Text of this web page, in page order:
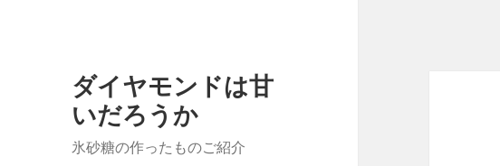
ダイヤモンドは甘
いだろうか
氷砂糖の作ったものご紹介